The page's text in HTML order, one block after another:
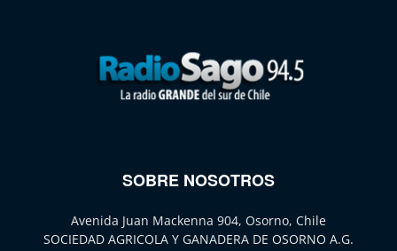
SOBRE NOSOTROS
Avenida Juan Mackenna 904, Osorno, Chile
SOCIEDAD AGRICOLA Y GANADERA DE OSORNO A.G.